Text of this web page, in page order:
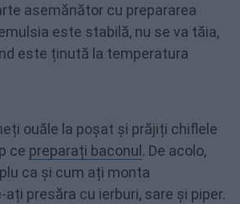
asemănător cu prepararea
este stabilă, nu se va tăia,
este ținută la temperatura
ouăle la poșat și prăjiți chiflele
ce preparați baconul. De acolo,
ca și cum ați monta
presăra cu ierburi, sare și piper.